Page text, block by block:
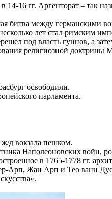
16 гг. Аргенторат – так
битва между германскими
лет стал римским
под власть гуннов, а
религиозной доктрины
освободили.
парламента.
ж/д вокзала пешком.
Наполеоновских войн,
в 1765-1778 гг.
Арп, Жан Арп и Тео ванн